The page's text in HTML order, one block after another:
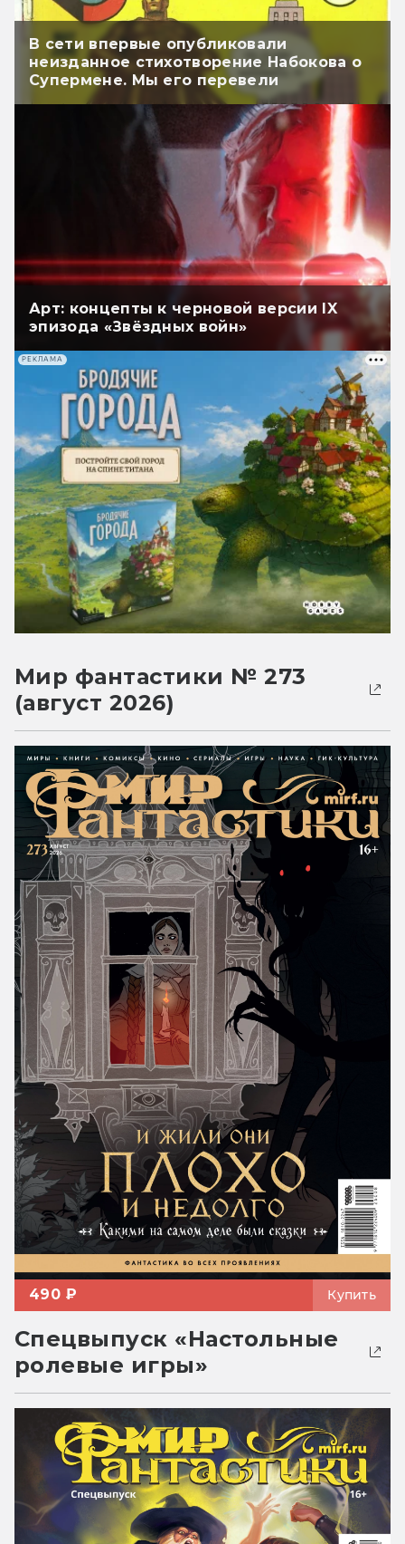
В сети впервые опубликовали
неизданное стихотворение Набокова о
Супермене. Мы его перевели
Арт: концепты к черновой версии IX
эпизода «Звёздных войн»
РЕКЛАМА
Мир фантастики № 273
(август 2026)
490 ₽ Купить
Спецвыпуск «Настольные
ролевые игры»